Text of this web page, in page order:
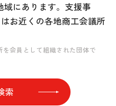
にあります。 支援事
お近くの各地商工会議所
会員として組織された団体で
索